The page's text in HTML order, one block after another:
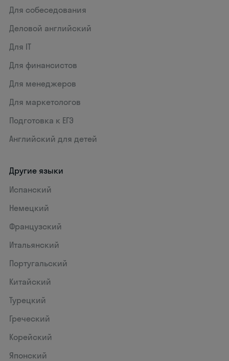
Для собеседования
Деловой английский
Для IT
Для финансистов
Для менеджеров
Для маркетологов
Подготовка к ЕГЭ
Английский для детей
Другие языки
Испанский
Немецкий
Французский
Итальянский
Португальский
Китайский
Турецкий
Греческий
Корейский
Японский